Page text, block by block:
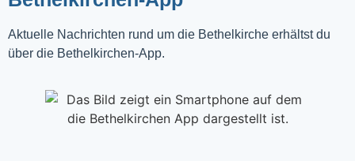
Aktuelle Nachrichten rund um die Bethelkirche erhältst du
über die Bethelkirchen-App.